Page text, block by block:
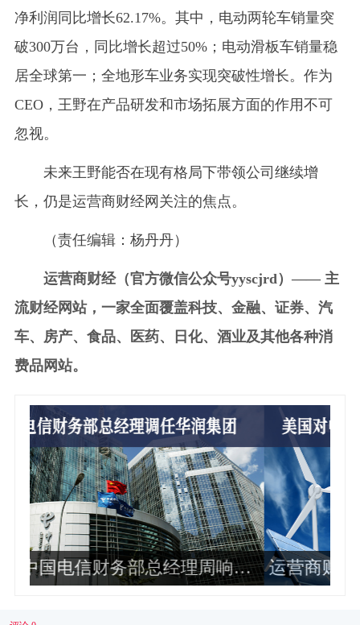
净利润同比增长62.17%。其中，电动两轮车销量突
破300万台，同比增长超过50%；电动滑板车销量稳
居全球第一；全地形车业务实现突破性增长。作为
CEO，王野在产品研发和市场拓展方面的作用不可
忽视。
未来王野能否在现有格局下带领公司继续增
长，仍是运营商财经网关注的焦点。
（责任编辑：杨丹丹）
运营商财经（官方微信公众号yyscjrd）—— 主
流财经网站，一家全面覆盖科技、金融、证券、汽
车、房产、食品、医药、日化、酒业及其他各种消
费品网站。
运营商财经网康钊：美国对中国光伏